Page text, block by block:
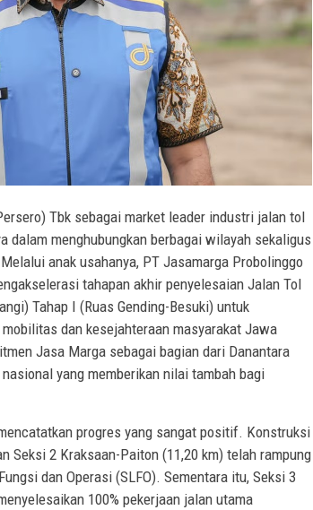
Tbk sebagai market leader industri jalan tol
dalam menghubungkan berbagai wilayah sekaligus
anak usahanya, PT Jasamarga Probolinggo
tahapan akhir penyelesaian Jalan Tol
Tahap I (Ruas Gending-Besuki) untuk
dan kesejahteraan masyarakat Jawa
Jasa Marga sebagai bagian dari Danantara
yang memberikan nilai tambah bagi
progres yang sangat positif. Konstruksi
Seksi 2 Kraksaan-Paiton (11,20 km) telah rampung
dan Operasi (SLFO). Sementara itu, Seksi 3
100% pekerjaan jalan utama